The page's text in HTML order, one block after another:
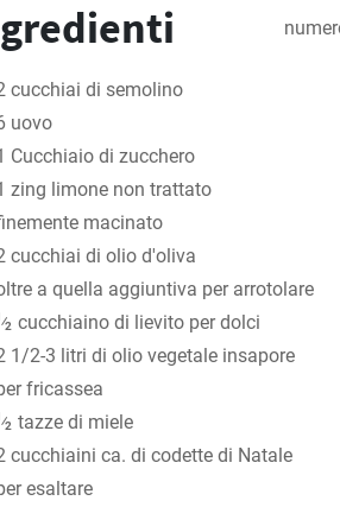
cucchiai di semolino
uovo
Cucchiaio di zucchero
zing limone non trattato
macinato
cucchiai di olio d'oliva
a quella aggiuntiva per arrotolare
⁄2 cucchiaino di lievito per dolci
1/2-3 litri di olio vegetale insapore
fricassea
⁄2 tazze di miele
cucchiaini ca. di codette di Natale
esaltare